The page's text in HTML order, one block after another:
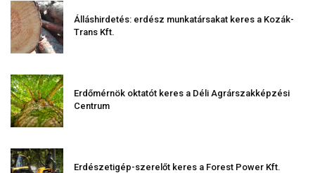
Álláshirdetés: erdész munkatársakat keres a Kozák-
Trans Kft.
Erdőmérnök oktatót keres a Déli Agrárszakképzési
Centrum
Erdészetigép-szerelőt keres a Forest Power Kft.